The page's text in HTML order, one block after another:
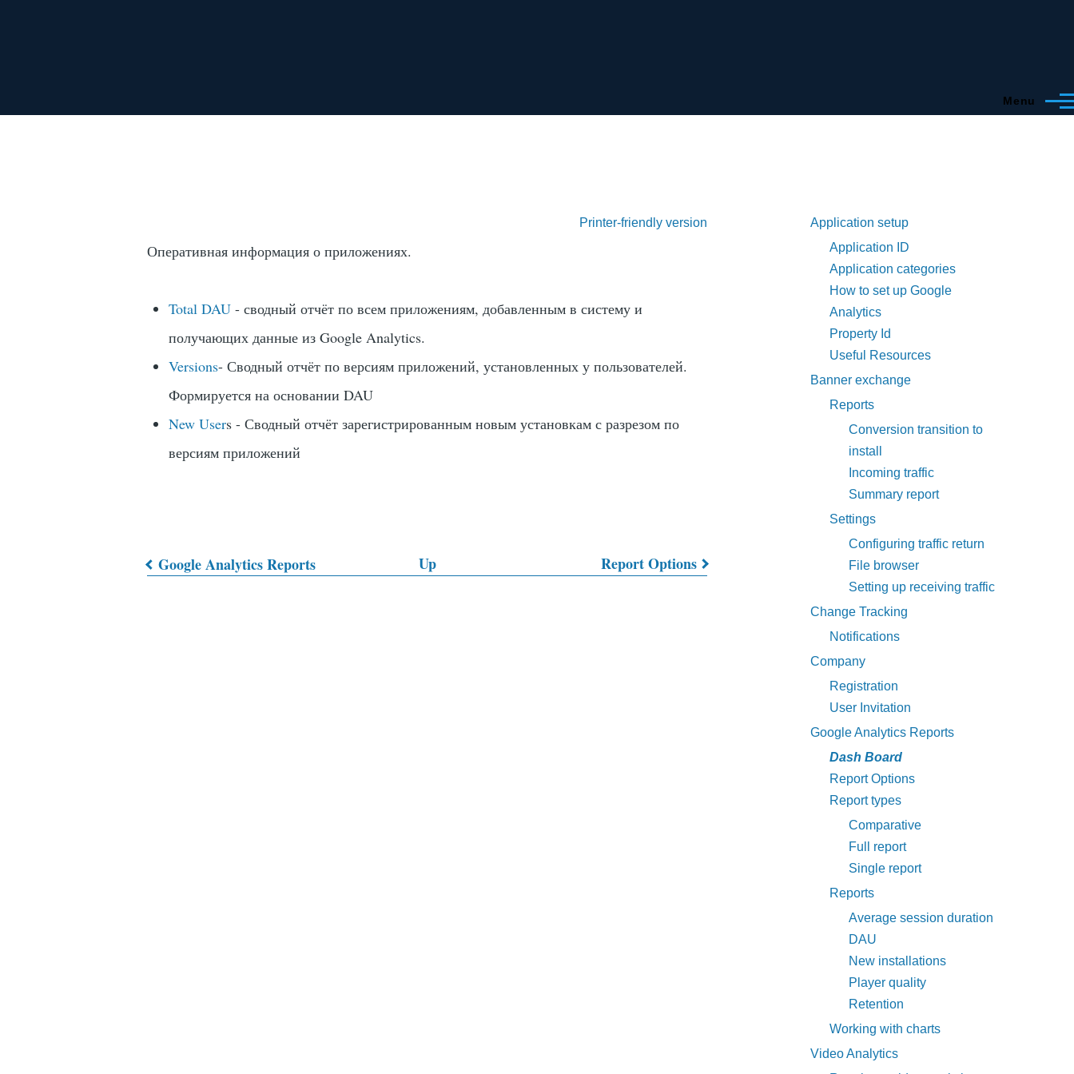
Menu
Printer-friendly version
Оперативная информация о приложениях.
Total DAU - сводный отчёт по всем приложениям, добавленным в систему и
получающих данные из Google Analytics.
Versions- Сводный отчёт по версиям приложений, установленных у пользователей.
Формируется на основании DAU
New Users - Сводный отчёт зарегистрированным новым установкам с разрезом по
версиям приложений
Google Analytics Reports Up Report Options
Application setup
Application ID
Application categories
How to set up Google
Analytics
Property Id
Useful Resources
Banner exchange
Reports
Conversion transition to
install
Incoming traffic
Summary report
Settings
Configuring traffic return
File browser
Setting up receiving traffic
Change Tracking
Notifications
Company
Registration
User Invitation
Google Analytics Reports
Dash Board
Report Options
Report types
Comparative
Full report
Single report
Reports
Average session duration
DAU
New installations
Player quality
Retention
Working with charts
Video Analytics